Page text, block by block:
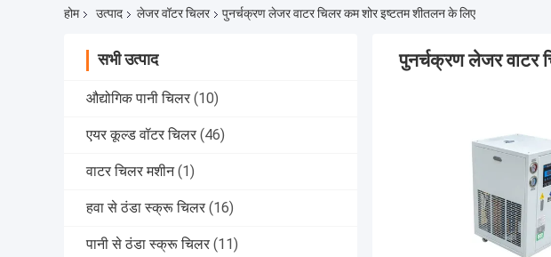
होम उत्पाद लेजर वॉटर चिलर पुनर्चक्रण लेजर वाटर चिलर कम शोर इष्टतम शीतलन के लिए
सभी उत्पाद
औद्योगिक पानी चिलर (10)
एयर कूल्ड वॉटर चिलर (46)
वाटर चिलर मशीन (1)
हवा से ठंडा स्क्रू चिलर (16)
पानी से ठंडा स्क्रू चिलर (11)
पुनर्चक्रण लेजर वाटर